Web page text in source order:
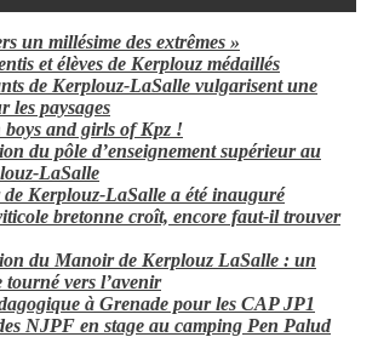
un millésime des extrêmes »
et élèves de Kerplouz médaillés
de Kerplouz-LaSalle vulgarisent une
les paysages
boys and girls of Kpz !
du pôle d’enseignement supérieur au
LaSalle
Kerplouz-LaSalle a été inauguré
bretonne croît, encore faut-il trouver
du Manoir de Kerplouz LaSalle : un
tourné vers l’avenir
à Grenade pour les CAP JP1
NJPF en stage au camping Pen Palud